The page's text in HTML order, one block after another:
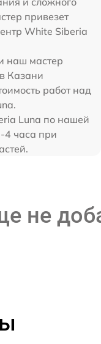
привезет
White Siberia
наш мастер
Казани
работ над
Luna по нашей
4 часа при
не